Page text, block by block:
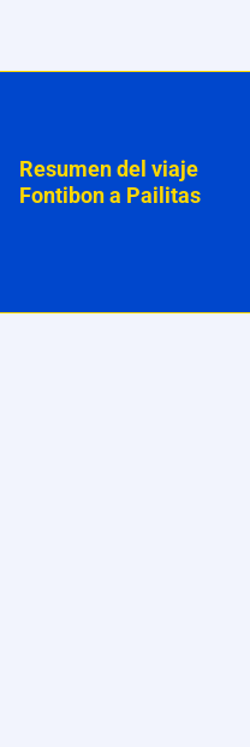
Resumen del viaje
Fontibon a Pailitas